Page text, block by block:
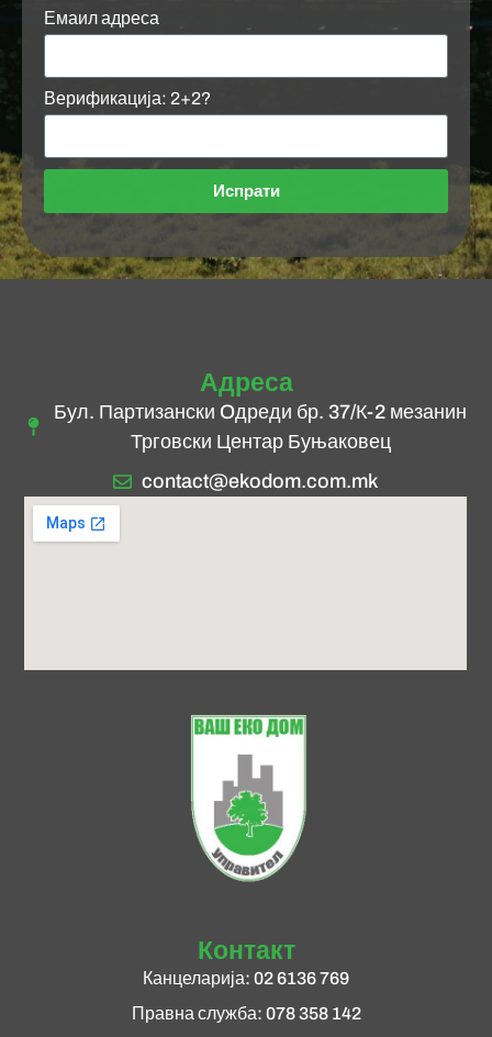
Емаил адреса
Верификација: 2+2?
Испрати
Контакт
Канцеларија: 02 6136 769
Правна служба: 078 358 142
Адреса
Бул. Партизански Oдреди бр. 37/К-2 мезанин
Трговски Центар Буњаковец
contact@ekodom.com.mk